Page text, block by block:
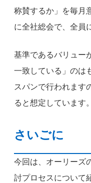
称賛するか」を毎月
に全社総会で、全員
基準であるバリュー
一致している」のは
スパンで行われます
ると想定しています。
さいごに
今回は、オーリーズ
討プロセスについて